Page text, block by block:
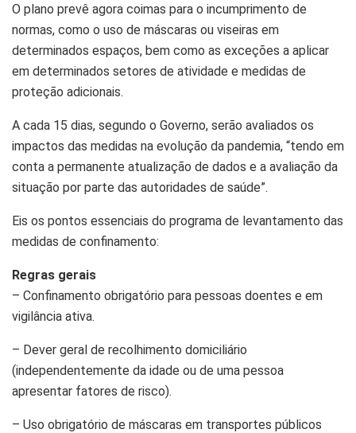
O plano prevê agora coimas para o incumprimento de
normas, como o uso de máscaras ou viseiras em
determinados espaços, bem como as exceções a aplicar
em determinados setores de atividade e medidas de
proteção adicionais.
A cada 15 dias, segundo o Governo, serão avaliados os
impactos das medidas na evolução da pandemia, “tendo em
conta a permanente atualização de dados e a avaliação da
situação por parte das autoridades de saúde”.
Eis os pontos essenciais do programa de levantamento das
medidas de confinamento:
Regras gerais
– Confinamento obrigatório para pessoas doentes e em
vigilância ativa.
– Dever geral de recolhimento domiciliário
(independentemente da idade ou de uma pessoa
apresentar fatores de risco).
– Uso obrigatório de máscaras em transportes públicos